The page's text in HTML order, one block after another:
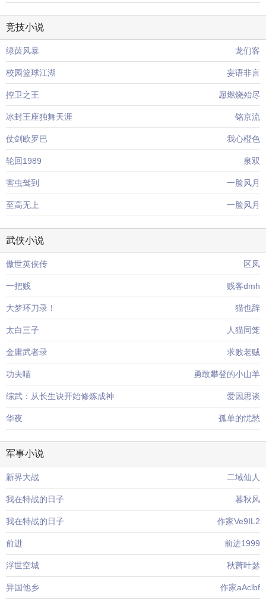
竞技小说
绿茵风暴 龙们客
校园篮球江湖 妄语非言
控卫之王 愿燃烧殆尽
冰封王座独舞天涯 铭京流
仗剑欧罗巴 我心橙色
轮回1989 泉双
害虫驾到 一脸风月
至高无上 一脸风月
武侠小说
傲世英侠传 区凤
一把贱 贱客dmh
大梦环刀录！ 猫也辞
太白三子 人猫同笼
金庸武者录 求败老贼
功夫喵 勇敢攀登的小山羊
综武：从长生诀开始修炼成神 爱因思谈
华夜 孤单的忧愁
军事小说
新界大战 二域仙人
我在特战的日子 暮秋风
我在特战的日子 作家Ve9IL2
前进 前进1999
浮世空城 秋萧叶瑟
异国他乡 作家aAclbf